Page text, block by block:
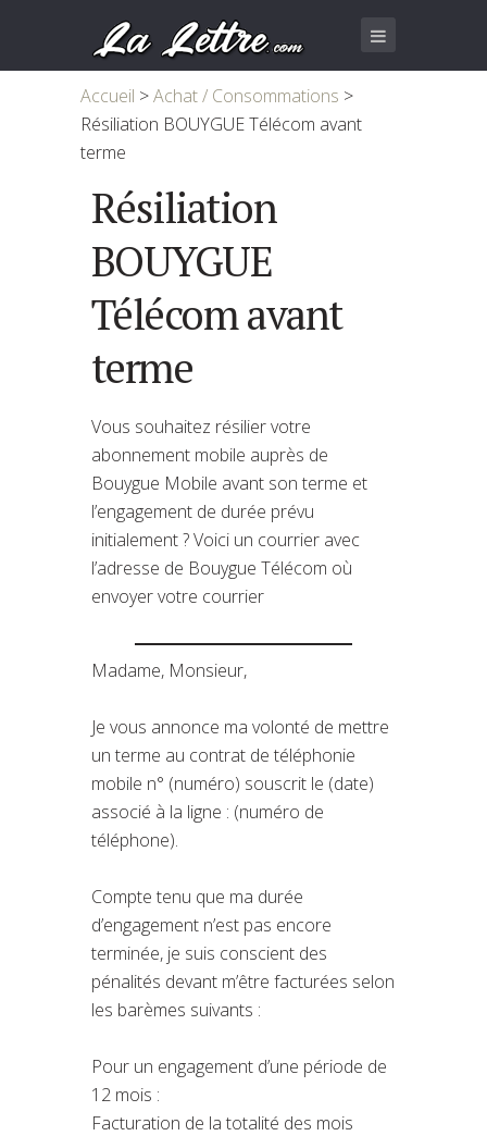
Accueil >Achat / Consommations >
Résiliation BOUYGUE Télécom avant
terme
Résiliation
BOUYGUE
Télécom avant
terme
Vous souhaitez résilier votre
abonnement mobile auprès de
Bouygue Mobile avant son terme et
l’engagement de durée prévu
initialement ? Voici un courrier avec
l’adresse de Bouygue Télécom où
envoyer votre courrier
Madame, Monsieur,
Je vous annonce ma volonté de mettre
un terme au contrat de téléphonie
mobile n° (numéro) souscrit le (date)
associé à la ligne : (numéro de
téléphone).
Compte tenu que ma durée
d’engagement n’est pas encore
terminée, je suis conscient des
pénalités devant m’être facturées selon
les barèmes suivants :
Pour un engagement d’une période de
12 mois :
Facturation de la totalité des mois